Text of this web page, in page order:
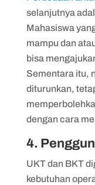
selanjutnya
Mahasiswa
mampu dan
bisa
Sementara itu,
diturunkan,
dengan cara
4.
UKT dan BKT
kebutuhan